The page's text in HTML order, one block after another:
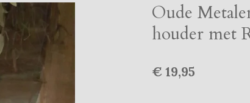
Oude
houder met
€ 19,95